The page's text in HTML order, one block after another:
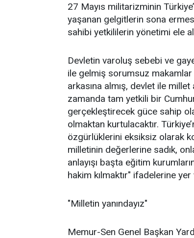
27 Mayıs militarizminin
yaşanan gelgitlerin sona
sahibi yetkililerin yönetimi ele
Devletin varoluş sebebi ve
ile gelmiş sorumsuz
arkasına almış, devlet ile
zamanda tam yetkili bir
gerçekleştirecek güce sahip
olmaktan kurtulacaktır.
özgürlüklerini eksiksiz olarak
milletinin değerlerine sadık,
anlayışı başta eğitim
hakim kılmaktır" ifadelerine yer
"Milletin yanındayız"
Memur-Sen Genel Başkan